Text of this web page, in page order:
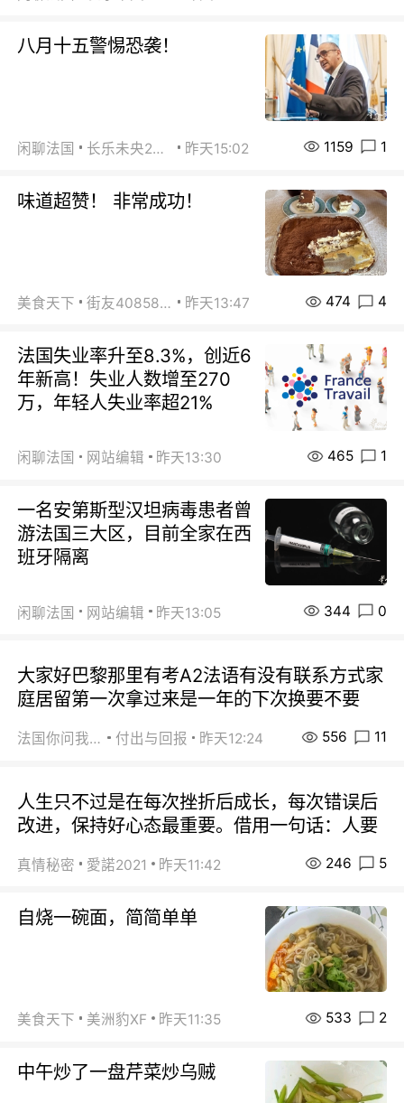
八月十五警惕恐袭！
闲聊法国 长乐未央2015 昨天15:02 1159 1
味道超赞！ 非常成功！
美食天下 街友40858442 昨天13:47 474 4
法国失业率升至8.3%，创近6
年新高！失业人数增至270
万，年轻人失业率超21%
闲聊法国 网站编辑 昨天13:30 465 1
一名安第斯型汉坦病毒患者曾
游法国三大区，目前全家在西
班牙隔离
闲聊法国 网站编辑 昨天13:05 344 0
大家好巴黎那里有考A2法语有没有联系方式家
庭居留第一次拿过来是一年的下次换要不要
法国你问我答 付出与回报 昨天12:24 556 11
人生只不过是在每次挫折后成长，每次错误后
改进，保持好心态最重要。借用一句话：人要
真情秘密 愛諾2021 昨天11:42 246 5
自烧一碗面，简简单单
美食天下 美洲豹XF 昨天11:35 533 2
中午炒了一盘芹菜炒乌贼